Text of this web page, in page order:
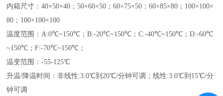
内箱尺寸：40×50×40；50×60×50；60×75×50；60×85×80；100×100×
80；100×100×100
温度范围：A:0℃~150℃；B:-20℃~150℃；C:-40℃~150℃；D:-60℃
~150℃；F:-70℃~150℃；
温变范围：-55-125℃
升温/降温时间：非线性:3.0℃到20℃/分钟可调；线性:3.0℃到15℃/分
钟可调